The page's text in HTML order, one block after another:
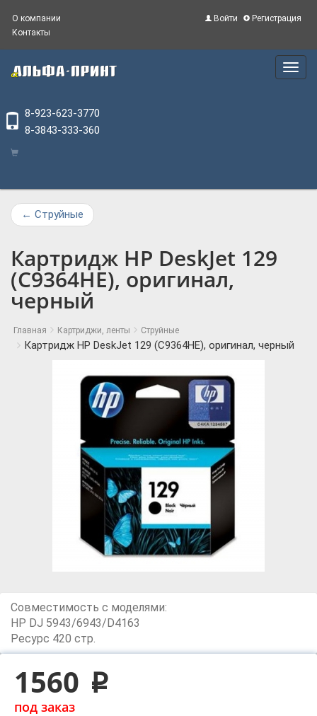
Войти Регистрация
О компании
Контакты
Main
Menu
8-923-623-3770
8-3843-333-360
← Струйные
Картридж HP DeskJet 129
(C9364HE), оригинал,
черный
Главная Картриджи, ленты Струйные
Картридж HP DeskJet 129 (C9364HE), оригинал, черный
Совместимость с моделями:
HP DJ 5943/6943/D4163
Ресурс 420 стр.
1560 p
под заказ